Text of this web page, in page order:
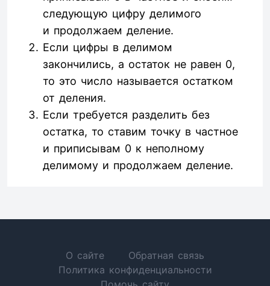
следующую цифру делимого
и продолжаем деление.
Если цифры в делимом
закончились, а остаток не равен 0,
то это число называется остатком
от деления.
Если требуется разделить без
остатка, то ставим точку в частное
и приписывам 0 к неполному
делимому и продолжаем деление.
О сайте
Обратная связь
Политика конфиденциальности